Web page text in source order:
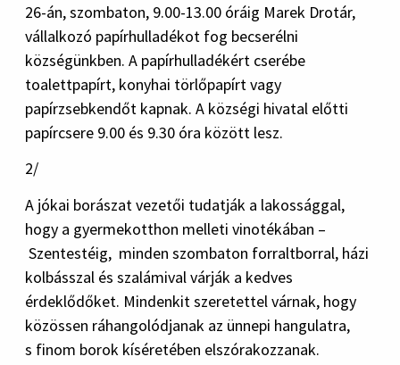
26-án, szombaton, 9.00-13.00 óráig Marek Drotár,
vállalkozó papírhulladékot fog becserélni
községünkben. A papírhulladékért cserébe
toalettpapírt, konyhai törlőpapírt vagy
papírzsebkendőt kapnak. A községi hivatal előtti
papírcsere 9.00 és 9.30 óra között lesz.
2/
A jókai borászat vezetői tudatják a lakossággal,
hogy a gyermekotthon melleti vinotékában –
Szentestéig, minden szombaton forraltborral, házi
kolbásszal és szalámival várják a kedves
érdeklődőket. Mindenkit szeretettel várnak, hogy
közössen ráhangolódjanak az ünnepi hangulatra,
s finom borok kíséretében elszórakozzanak.